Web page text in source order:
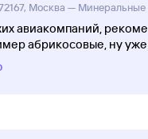
Москва — Минеральные
авиакомпаний,
абрикосовые, ну